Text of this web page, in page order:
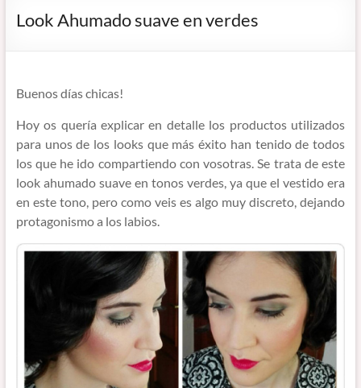
–
EN CÓRDOBA
(España).
Bellypainting.
Look Ahumado suave en verdes
Buenos días chicas!
Hoy os quería explicar en detalle los productos utilizados
para unos de los looks que más éxito han tenido de todos
los que he ido compartiendo con vosotras. Se trata de este
look ahumado suave en tonos verdes, ya que el vestido era
en este tono, pero como veis es algo muy discreto, dejando
protagonismo a los labios.